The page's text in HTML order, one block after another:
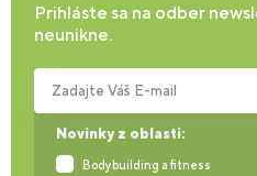
Prihláste sa na odber
neunikne.
Novinky z oblasti:
Bodybuilding a fitness
Zadajte Váš E-mail